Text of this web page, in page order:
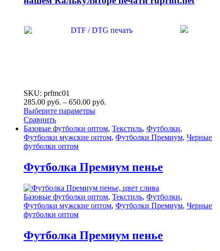
SKU: prfmc01
285.00 руб. – 650.00 руб.
Выберите параметры
Сравнить
Базовые футболки оптом, Текстиль, Футболки,
Футболки мужские оптом, Футболки Премиум, Черные
футболки оптом
Футболка Премиум пенье
Базовые футболки оптом, Текстиль, Футболки,
Футболки мужские оптом, Футболки Премиум, Черные
футболки оптом
Футболка Премиум пенье